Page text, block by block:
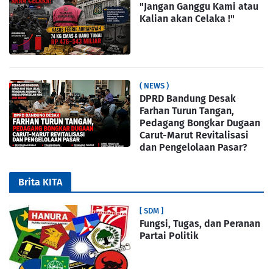
"Jangan Ganggu Kami atau
Kalian akan Celaka !"
( NEWS )
DPRD Bandung Desak
Farhan Turun Tangan,
Pedagang Bongkar Dugaan
Carut-Marut Revitalisasi
dan Pengelolaan Pasar?
Brita KITA
[ SDM ]
Fungsi, Tugas, dan Peranan
Partai Politik